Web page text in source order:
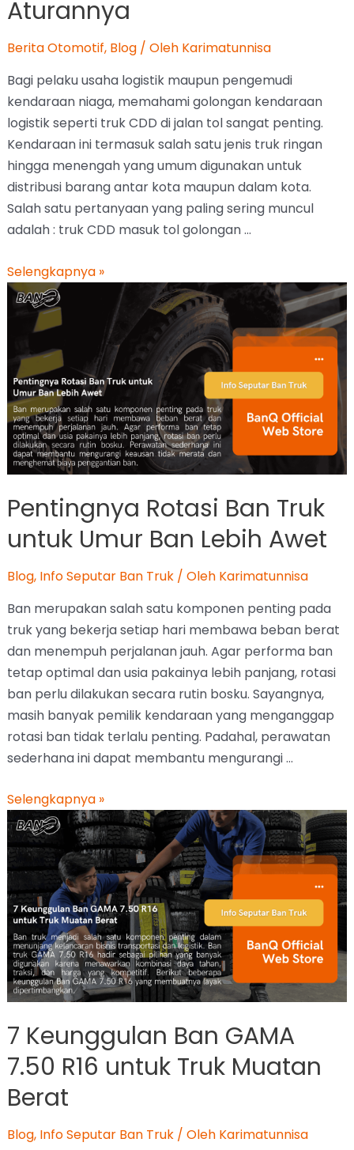
Aturannya
Berita Otomotif, Blog/ Oleh Karimatunnisa
Bagi pelaku usaha logistik maupun pengemudi
kendaraan niaga, memahami golongan kendaraan
logistik seperti truk CDD di jalan tol sangat penting.
Kendaraan ini termasuk salah satu jenis truk ringan
hingga menengah yang umum digunakan untuk
distribusi barang antar kota maupun dalam kota.
Salah satu pertanyaan yang paling sering muncul
adalah : truk CDD masuk tol golongan …
Selengkapnya »
Pentingnya Rotasi Ban Truk
untuk Umur Ban Lebih Awet
Blog, Info Seputar Ban Truk/ Oleh Karimatunnisa
Ban merupakan salah satu komponen penting pada
truk yang bekerja setiap hari membawa beban berat
dan menempuh perjalanan jauh. Agar performa ban
tetap optimal dan usia pakainya lebih panjang, rotasi
ban perlu dilakukan secara rutin bosku. Sayangnya,
masih banyak pemilik kendaraan yang menganggap
rotasi ban tidak terlalu penting. Padahal, perawatan
sederhana ini dapat membantu mengurangi …
Selengkapnya »
7 Keunggulan Ban GAMA
7.50 R16 untuk Truk Muatan
Berat
Blog, Info Seputar Ban Truk/ Oleh Karimatunnisa